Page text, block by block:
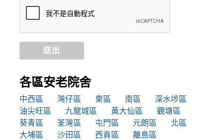
送出
各區安老院舍
中西區 灣仔區 東區 南區
深水埗區
油尖旺區
九龍城區 黃大仙區
觀塘區
葵青區
荃灣區 屯門區 元朗區
北區
大埔區
沙田區 西貢區 離島區